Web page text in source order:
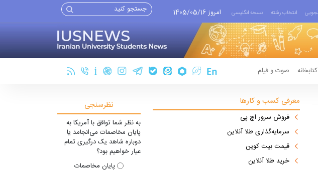
انتخاب رشته نسخه انگلیسی امروز 1405/05/16
کتابخانه صوت و فیلم
معرفی کسب و کارها
فروش سرور اچ پی
سرمایه‌گذاری طلا آنلاین
قیمت بیت کوین
خرید طلا آنلاین
نظرسنجی
به نظر شما توافق با آمریکا به
پایان مخاصمات می‌انجامد یا
دوباره شاهد یک درگیری تمام
عیار خواهیم بود؟
پایان مخاصمات